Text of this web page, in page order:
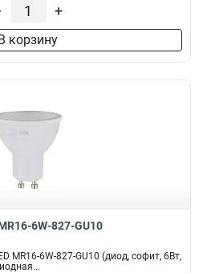
+
корзину
6W-827-GU10
MR16-6W-827-GU10 (диод, софит, 6Вт,